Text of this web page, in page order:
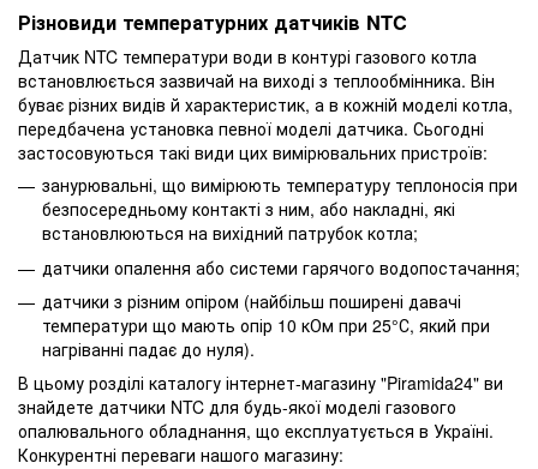
Різновиди температурних датчиків NTC
Датчик NTC температури води в контурі газового котла
встановлюється зазвичай на виході з теплообмінника. Він
буває різних видів й характеристик, а в кожній моделі котла,
передбачена установка певної моделі датчика. Сьогодні
застосовуються такі види цих вимірювальних пристроїв:
занурювальні, що вимірюють температуру теплоносія при
безпосередньому контакті з ним, або накладні, які
встановлюються на вихідний патрубок котла;
датчики опалення або системи гарячого водопостачання;
датчики з різним опіром (найбільш поширені давачі
температури що мають опір 10 кОм при 25°С, який при
нагріванні падає до нуля).
В цьому розділі каталогу інтернет-магазину "Piramida24" ви
знайдете датчики NTC для будь-якої моделі газового
опалювального обладнання, що експлуатується в Україні.
Конкурентні переваги нашого магазину: